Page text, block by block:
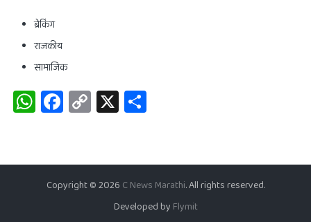
ब्रेकिंग
राजकीय
सामाजिक
WhatsApp
Facebook
Copy
Link
X
Copyright © 2026 C News Marathi. All rights reserved.
Developed byFlymit